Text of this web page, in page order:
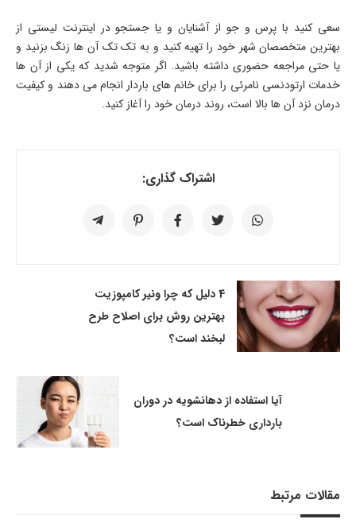
سعی کنید با پرس و جو از آشنایان و یا جستجو در اینترنت لیستی از
بهترین متخصصان شهر خود را تهیه کنید و به تک تک آن ها زنگ بزنید و
یا حتی مراجعه حضوری داشته باشید. اگر متوجه شدید که یکی از آن ها
خدمات ارتودنسی نامرئی را برای خانم های باردار انجام می دهند و کیفیت
درمان نزد آن ها بالا است، روند درمان خود را آغاز کنید.
اشتراک گذاری:
4 دلیل که چرا ونیر کامپوزیت
بهترین روش برای اصلاح طرح
لبخند است؟
آیا استفاده از دهانشویه در دوران
بارداری خطرناک است؟
مقالات مرتبط